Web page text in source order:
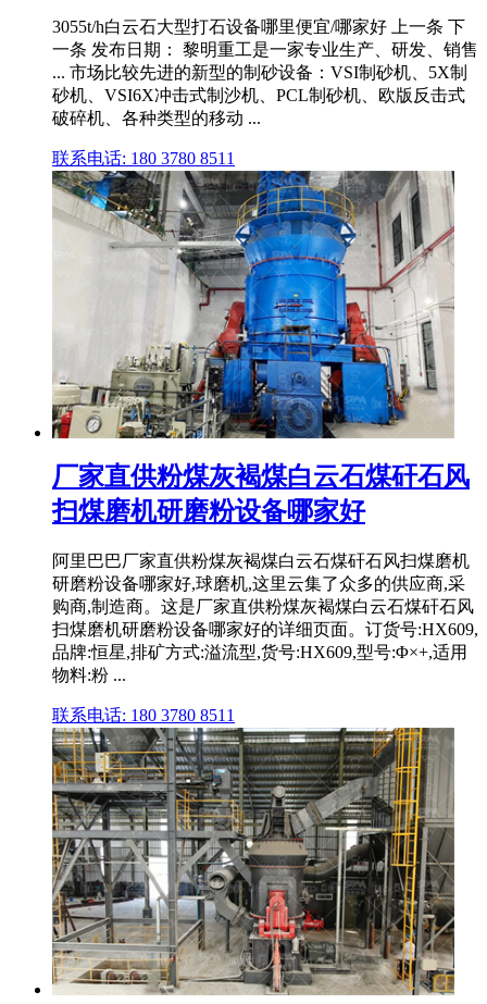
3055t/h白云石大型打石设备哪里便宜/哪家好 上一条 下
一条 发布日期： 黎明重工是一家专业生产、研发、销售
... 市场比较先进的新型的制砂设备：VSI制砂机、5X制
砂机、VSI6X冲击式制沙机、PCL制砂机、欧版反击式
破碎机、各种类型的移动 ...
联系电话: 180 3780 8511
厂家直供粉煤灰褐煤白云石煤矸石风
扫煤磨机研磨粉设备哪家好
阿里巴巴厂家直供粉煤灰褐煤白云石煤矸石风扫煤磨机
研磨粉设备哪家好,球磨机,这里云集了众多的供应商,采
购商,制造商。这是厂家直供粉煤灰褐煤白云石煤矸石风
扫煤磨机研磨粉设备哪家好的详细页面。订货号:HX609,
品牌:恒星,排矿方式:溢流型,货号:HX609,型号:Φ×+,适用
物料:粉 ...
联系电话: 180 3780 8511